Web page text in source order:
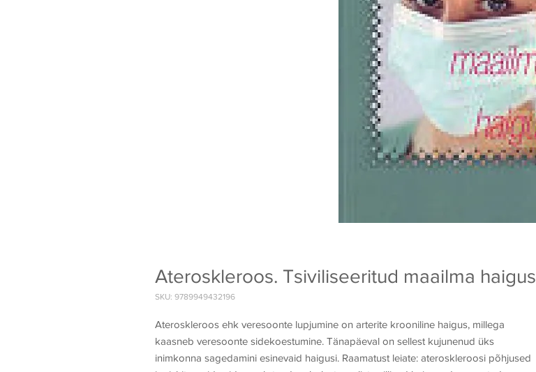
Ateroskleroos. Tsiviliseeritud maailma haigus
SKU: 9789949432196
Ateroskleroos ehk veresoonte lupjumine on arterite krooniline haigus, millega
kaasneb veresoonte sidekoestumine. Tänapäeval on sellest kujunenud üks
inimkonna sagedamini esinevaid haigusi. Raamatust leiate: ateroskleroosi põhjused